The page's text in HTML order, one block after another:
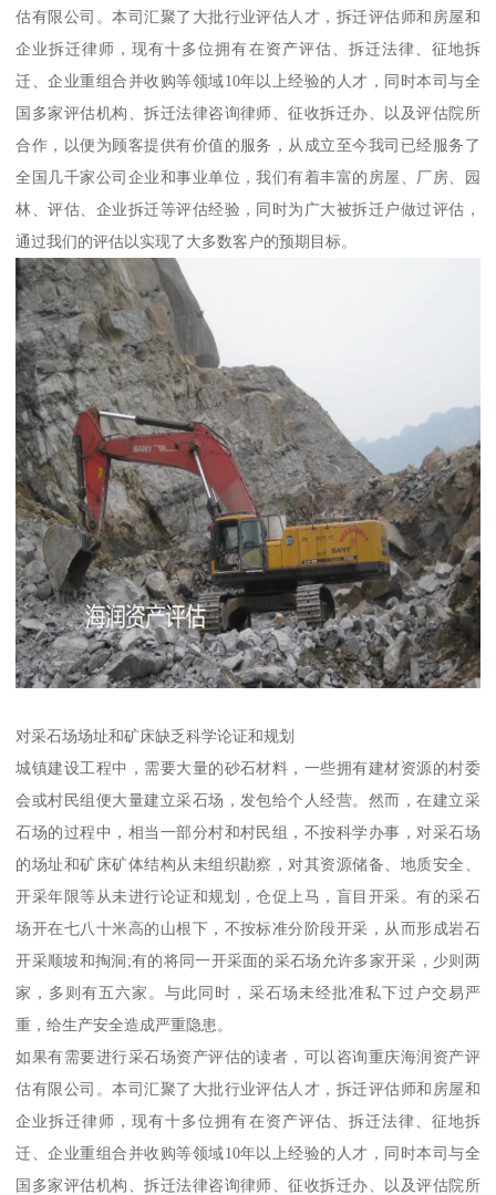
估有限公司。本司汇聚了大批行业评估人才，拆迁评估师和房屋和
企业拆迁律师，现有十多位拥有在资产评估、拆迁法律、征地拆
迁、企业重组合并收购等领域10年以上经验的人才，同时本司与全
国多家评估机构、拆迁法律咨询律师、征收拆迁办、以及评估院所
合作，以便为顾客提供有价值的服务，从成立至今我司已经服务了
全国几千家公司企业和事业单位，我们有着丰富的房屋、厂房、园
林、评估、企业拆迁等评估经验，同时为广大被拆迁户做过评估，
通过我们的评估以实现了大多数客户的预期目标。
对采石场场址和矿床缺乏科学论证和规划
城镇建设工程中，需要大量的砂石材料，一些拥有建材资源的村委
会或村民组便大量建立采石场，发包给个人经营。然而，在建立采
石场的过程中，相当一部分村和村民组，不按科学办事，对采石场
的场址和矿床矿体结构从未组织勘察，对其资源储备、地质安全、
开采年限等从未进行论证和规划，仓促上马，盲目开采。有的采石
场开在七八十米高的山根下，不按标准分阶段开采，从而形成岩石
开采顺坡和掏洞;有的将同一开采面的采石场允许多家开采，少则两
家，多则有五六家。与此同时，采石场未经批准私下过户交易严
重，给生产安全造成严重隐患。
如果有需要进行采石场资产评估的读者，可以咨询重庆海润资产评
估有限公司。本司汇聚了大批行业评估人才，拆迁评估师和房屋和
企业拆迁律师，现有十多位拥有在资产评估、拆迁法律、征地拆
迁、企业重组合并收购等领域10年以上经验的人才，同时本司与全
国多家评估机构、拆迁法律咨询律师、征收拆迁办、以及评估院所